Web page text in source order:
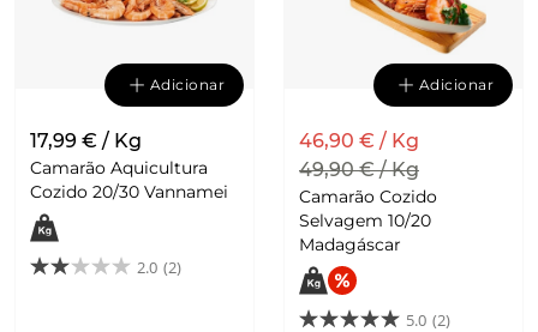
Adicionar
17,99 € / Kg
Camarão Aquicultura
Cozido 20/30 Vannamei
2.0 (2)
Adicionar
46,90 € / Kg
49,90 € / Kg
Camarão Cozido
Selvagem 10/20
Madagáscar
5.0 (2)